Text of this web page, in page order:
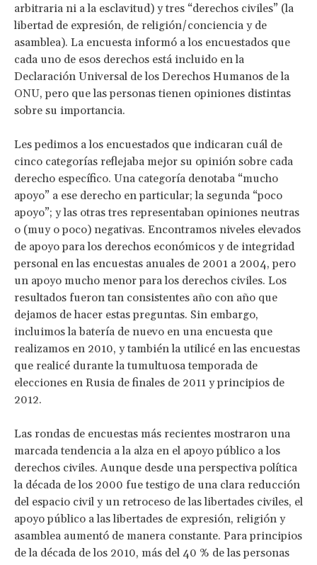
arbitraria ni a la esclavitud) y tres “derechos civiles” (la
libertad de expresión, de religión/conciencia y de
asamblea). La encuesta informó a los encuestados que
cada uno de esos derechos está incluido en la
Declaración Universal de los Derechos Humanos de la
ONU, pero que las personas tienen opiniones distintas
sobre su importancia.
Les pedimos a los encuestados que indicaran cuál de
cinco categorías reflejaba mejor su opinión sobre cada
derecho específico. Una categoría denotaba “mucho
apoyo” a ese derecho en particular; la segunda “poco
apoyo”; y las otras tres representaban opiniones neutras
o (muy o poco) negativas. Encontramos niveles elevados
de apoyo para los derechos económicos y de integridad
personal en las encuestas anuales de 2001 a 2004, pero
un apoyo mucho menor para los derechos civiles. Los
resultados fueron tan consistentes año con año que
dejamos de hacer estas preguntas. Sin embargo,
incluimos la batería de nuevo en una encuesta que
realizamos en 2010, y también la utilicé en las encuestas
que realicé durante la tumultuosa temporada de
elecciones en Rusia de finales de 2011 y principios de
2012.
Las rondas de encuestas más recientes mostraron una
marcada tendencia a la alza en el apoyo público a los
derechos civiles. Aunque desde una perspectiva política
la década de los 2000 fue testigo de una clara reducción
del espacio civil y un retroceso de las libertades civiles, el
apoyo público a las libertades de expresión, religión y
asamblea aumentó de manera constante. Para principios
de la década de los 2010, más del 40 % de las personas